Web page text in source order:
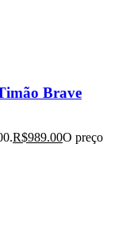
Brave
R$989.00O preço